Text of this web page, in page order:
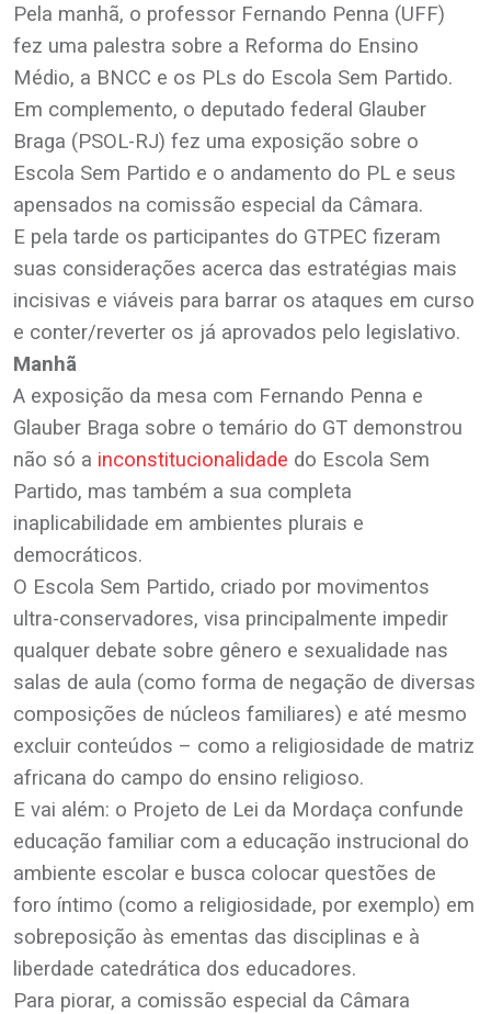
Pela manhã, o professor Fernando Penna (UFF)
fez uma palestra sobre a Reforma do Ensino
Médio, a BNCC e os PLs do Escola Sem Partido.
Em complemento, o deputado federal Glauber
Braga (PSOL-RJ) fez uma exposição sobre o
Escola Sem Partido e o andamento do PL e seus
apensados na comissão especial da Câmara.
E pela tarde os participantes do GTPEC fizeram
suas considerações acerca das estratégias mais
incisivas e viáveis para barrar os ataques em curso
e conter/reverter os já aprovados pelo legislativo.
Manhã
A exposição da mesa com Fernando Penna e
Glauber Braga sobre o temário do GT demonstrou
não só a inconstitucionalidade do Escola Sem
Partido, mas também a sua completa
inaplicabilidade em ambientes plurais e
democráticos.
O Escola Sem Partido, criado por movimentos
ultra-conservadores, visa principalmente impedir
qualquer debate sobre gênero e sexualidade nas
salas de aula (como forma de negação de diversas
composições de núcleos familiares) e até mesmo
excluir conteúdos – como a religiosidade de matriz
africana do campo do ensino religioso.
E vai além: o Projeto de Lei da Mordaça confunde
educação familiar com a educação instrucional do
ambiente escolar e busca colocar questões de
foro íntimo (como a religiosidade, por exemplo) em
sobreposição às ementas das disciplinas e à
liberdade catedrática dos educadores.
Para piorar, a comissão especial da Câmara